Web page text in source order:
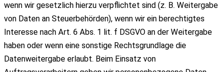
wenn wir gesetzlich hierzu verpflichtet sind (z. B. Weitergabe
von Daten an Steuerbehörden), wenn wir ein berechtigtes
Interesse nach Art. 6 Abs. 1 lit. f DSGVO an der Weitergabe
haben oder wenn eine sonstige Rechtsgrundlage die
Datenweitergabe erlaubt. Beim Einsatz von